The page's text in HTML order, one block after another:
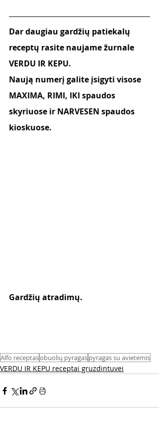
Dar daugiau gardžių patiekalų
receptų rasite naujame žurnale
VERDU IR KEPU.
Naują numerį galite įsigyti visose
MAXIMA, RIMI, IKI spaudos
skyriuose ir NARVESEN spaudos
kioskuose.
Gardžių atradimų.
Alfo receptasobuolių pyragaspyragas su avietėmis
VERDU IR KEPU receptai gruzdintuvei